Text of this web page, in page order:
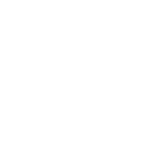
донесёт до ЕС,